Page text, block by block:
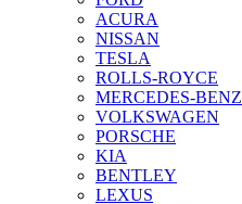
ACURA
NISSAN
TESLA
ROLLS-ROYCE
MERCEDES-BENZ
VOLKSWAGEN
PORSCHE
KIA
BENTLEY
LEXUS